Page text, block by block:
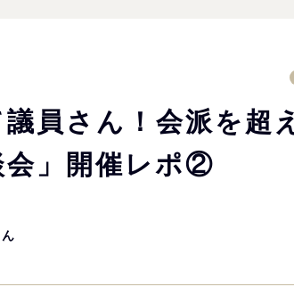
議員さん！会派を超
会」開催レポ②